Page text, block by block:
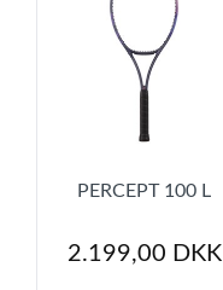
PERCEPT 100 L
2.199,00 DKK